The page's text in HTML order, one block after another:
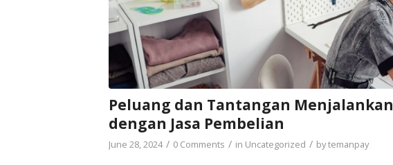
Peluang dan Tantangan Menjalankan
dengan Jasa Pembelian
June 28, 2024 / 0 Comments / in Uncategorized / bytemanpay